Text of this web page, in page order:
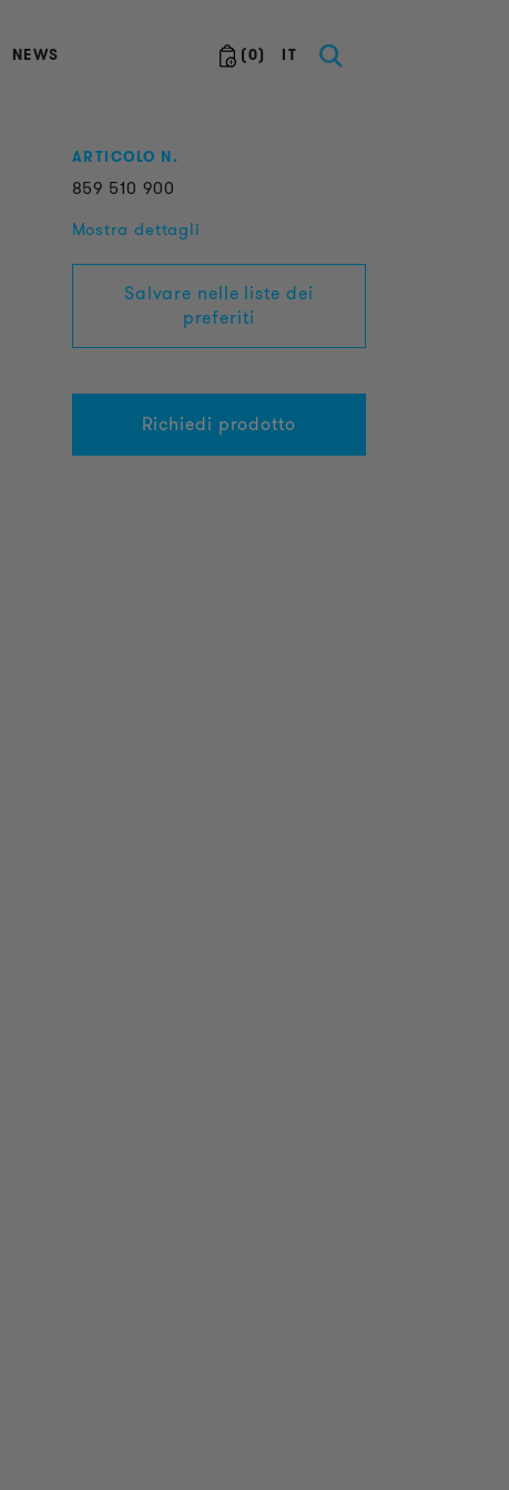
(0) IT
NEWS
ARTICOLO N.
859 510 900
Mostra dettagli
Salvare nelle liste dei
preferiti
Richiedi prodotto